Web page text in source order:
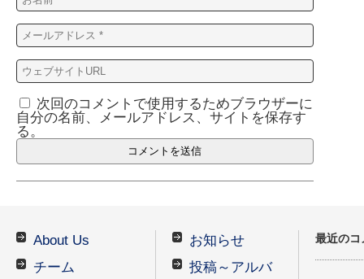
次回のコメントで使用するためブラウザーに
自分の名前、メールアドレス、サイトを保存す
る。
About Us
チーム
お知らせ
投稿～アルバ
最近のコ